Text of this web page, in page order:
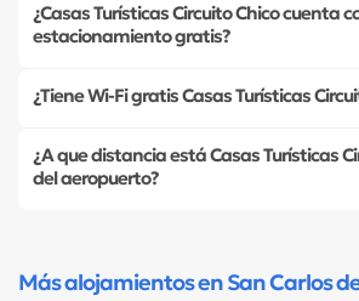
¿Casas Turísticas Circuito Chico cuenta
estacionamiento gratis?
¿Tiene Wi-Fi gratis Casas Turísticas
¿A que distancia está Casas Turísticas
del aeropuerto?
Más alojamientos en San Carlos